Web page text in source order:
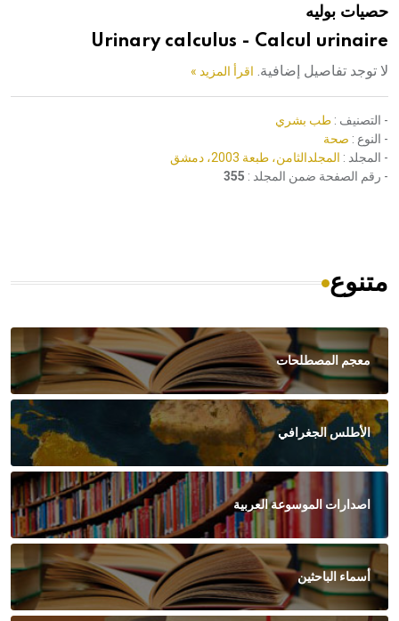
هيئة الموسوعة العربية تطلق موسوعات جديدة في عام 2026حصيات بوليه
Urinary calculus - Calcul urinaire
لا توجد تفاصيل إضافية. اقرأ المزيد »
- التصنيف : طب بشري
- النوع : صحة
- المجلد : المجلدالثامن، طبعة 2003، دمشق
- رقم الصفحة ضمن المجلد : 355
متنوع
معجم المصطلحات
الأطلس الجغرافي
اصدارات الموسوعة العربية
أسماء الباحثين